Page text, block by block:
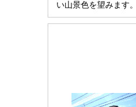
い山景色を望みます。